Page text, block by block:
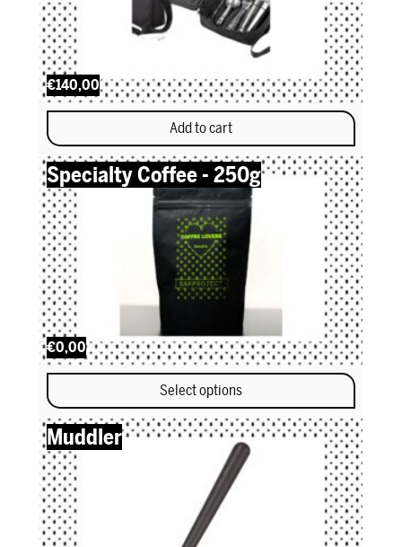
€140,00
Add to cart
Specialty Coffee - 250g
€0,00
Select options
This product has multiple variants. The options may be chosen
Muddler